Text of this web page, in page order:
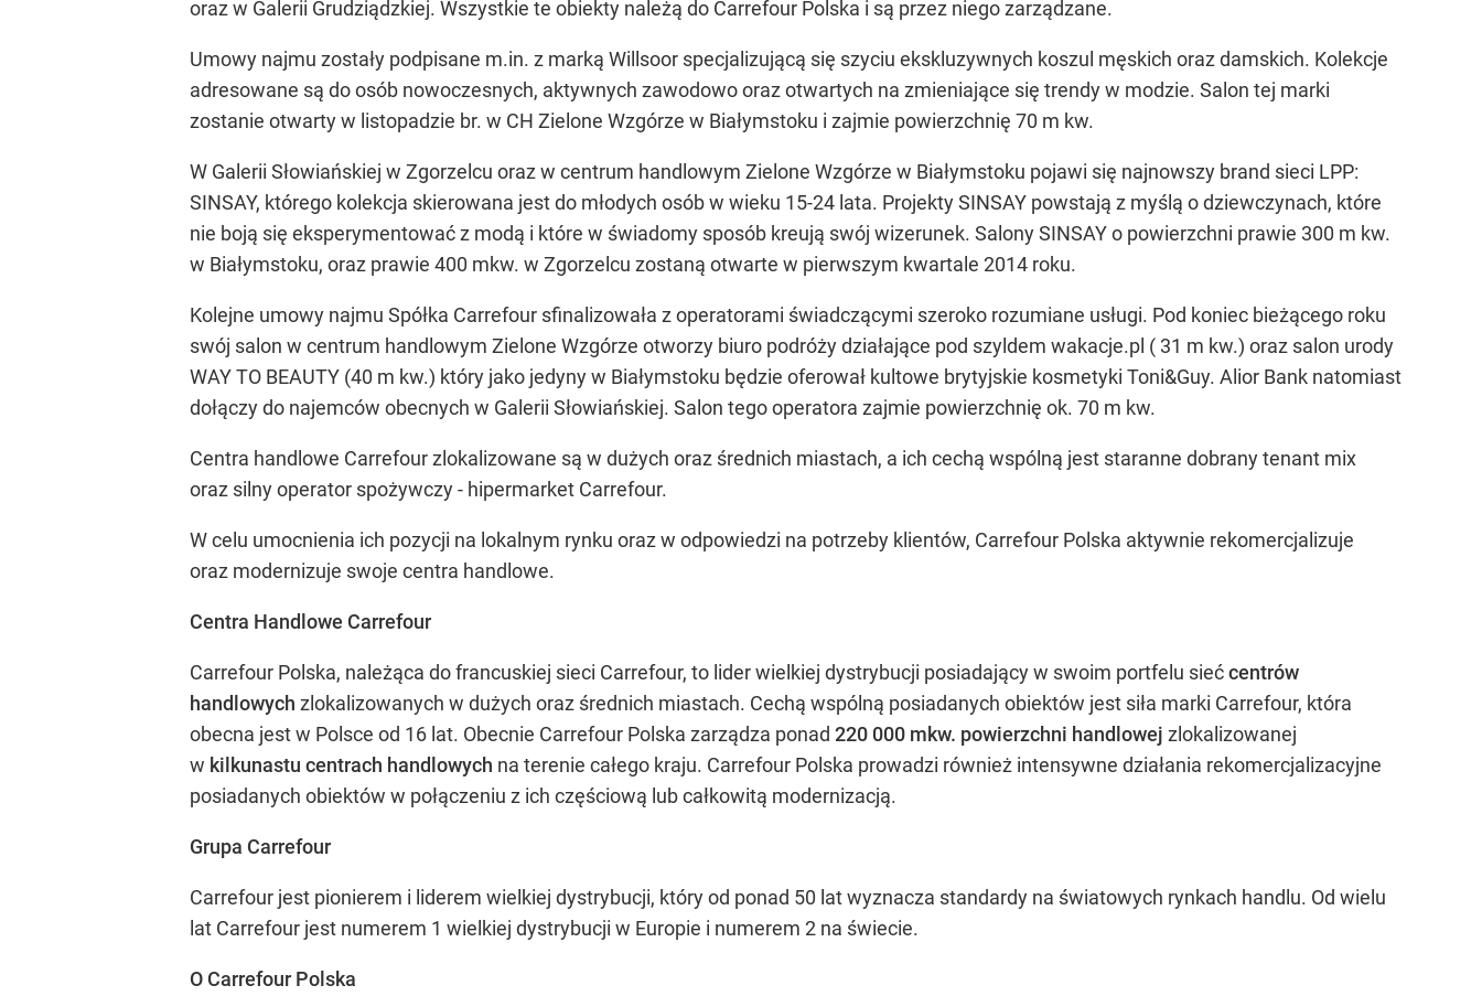
oraz w Galerii Grudziądzkiej. Wszystkie te obiekty należą do Carrefour Polska i są przez niego zarządzane.
Umowy najmu zostały podpisane m.in. z marką Willsoor specjalizującą się szyciu ekskluzywnych koszul męskich oraz damskich. Kolekcje
adresowane są do osób nowoczesnych, aktywnych zawodowo oraz otwartych na zmieniające się trendy w modzie. Salon tej marki
zostanie otwarty w listopadzie br. w CH Zielone Wzgórze w Białymstoku i zajmie powierzchnię 70 m kw.
W Galerii Słowiańskiej w Zgorzelcu oraz w centrum handlowym Zielone Wzgórze w Białymstoku pojawi się najnowszy brand sieci LPP:
SINSAY, którego kolekcja skierowana jest do młodych osób w wieku 15-24 lata. Projekty SINSAY powstają z myślą o dziewczynach, które
nie boją się eksperymentować z modą i które w świadomy sposób kreują swój wizerunek. Salony SINSAY o powierzchni prawie 300 m kw.
w Białymstoku, oraz prawie 400 mkw. w Zgorzelcu zostaną otwarte w pierwszym kwartale 2014 roku.
Kolejne umowy najmu Spółka Carrefour sfinalizowała z operatorami świadczącymi szeroko rozumiane usługi. Pod koniec bieżącego roku
swój salon w centrum handlowym Zielone Wzgórze otworzy biuro podróży działające pod szyldem wakacje.pl ( 31 m kw.) oraz salon urody
WAY TO BEAUTY (40 m kw.) który jako jedyny w Białymstoku będzie oferował kultowe brytyjskie kosmetyki Toni&Guy. Alior Bank natomiast
dołączy do najemców obecnych w Galerii Słowiańskiej. Salon tego operatora zajmie powierzchnię ok. 70 m kw.
Centra handlowe Carrefour zlokalizowane są w dużych oraz średnich miastach, a ich cechą wspólną jest staranne dobrany tenant mix
oraz silny operator spożywczy - hipermarket Carrefour.
W celu umocnienia ich pozycji na lokalnym rynku oraz w odpowiedzi na potrzeby klientów, Carrefour Polska aktywnie rekomercjalizuje
oraz modernizuje swoje centra handlowe.
Centra Handlowe Carrefour
Carrefour Polska, należąca do francuskiej sieci Carrefour, to lider wielkiej dystrybucji posiadający w swoim portfelu siećcentrów
handlowych zlokalizowanych w dużych oraz średnich miastach. Cechą wspólną posiadanych obiektów jest siła marki Carrefour, która
obecna jest w Polsce od 16 lat. Obecnie Carrefour Polska zarządza ponad 220 000 mkw. powierzchni handlowej zlokalizowanej
w kilkunastu centrach handlowych na terenie całego kraju. Carrefour Polska prowadzi również intensywne działania rekomercjalizacyjne
posiadanych obiektów w połączeniu z ich częściową lub całkowitą modernizacją.
Grupa Carrefour
Carrefour jest pionierem i liderem wielkiej dystrybucji, który od ponad 50 lat wyznacza standardy na światowych rynkach handlu. Od wielu
lat Carrefour jest numerem 1 wielkiej dystrybucji w Europie i numerem 2 na świecie.
O Carrefour Polska